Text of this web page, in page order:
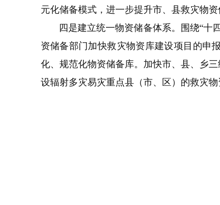
元化储备模式，进一步提升市、县救灾物
四是建立统一物资储备体系。围绕“十
资储备部门加快救灾物资库建设项目的申
化、规范化物资储备库。加快市、县、乡
设辐射多灾易灾重点县（市、区）的救灾